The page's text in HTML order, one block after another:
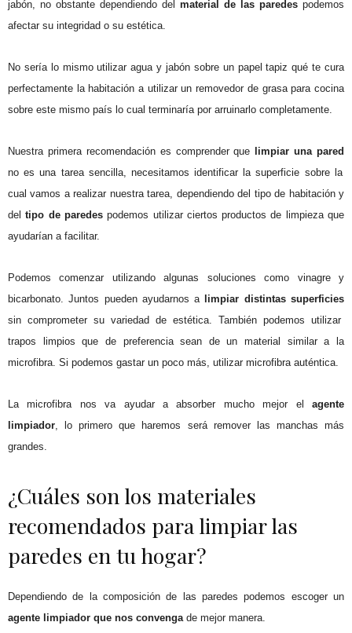
jabón, no obstante dependiendo del material de las paredes podemos
afectar su integridad o su estética.
No sería lo mismo utilizar agua y jabón sobre un papel tapiz qué te cura
perfectamente la habitación a utilizar un removedor de grasa para cocina
sobre este mismo país lo cual terminaría por arruinarlo completamente.
Nuestra primera recomendación es comprender que
limpiar una pared
no es una tarea sencilla, necesitamos identificar la superficie sobre la
cual vamos a realizar nuestra tarea, dependiendo del tipo de habitación y
deltipo de paredespodemos utilizar ciertos productos de limpieza que
ayudarían a facilitar.
Podemos comenzar utilizando algunas soluciones como vinagre y
bicarbonato. Juntos pueden ayudarnos a
limpiar distintas superficies
sin comprometer su variedad de estética. También podemos utilizar
trapos limpios que de preferencia sean de un material similar a la
microfibra. Si podemos gastar un poco más, utilizar microfibra auténtica.
La microfibra nos va ayudar a absorber mucho mejor el agente
limpiador, lo primero que haremos será remover las manchas más
grandes.
¿Cuáles son los materiales
recomendados para limpiar las
paredes en tu hogar?
Dependiendo de la composición de las paredes podemos escoger un
agente limpiador que nos convengade mejor manera.